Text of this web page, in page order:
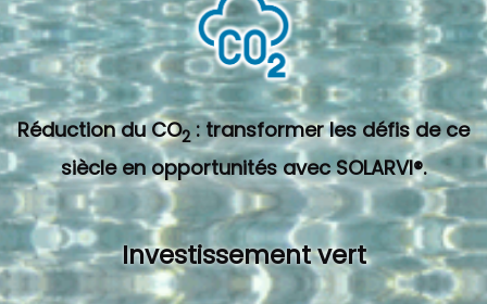
Réduction du CO2 : transformer les défis de ce
siècle en opportunités avec SOLARVI®.
Investissement vert